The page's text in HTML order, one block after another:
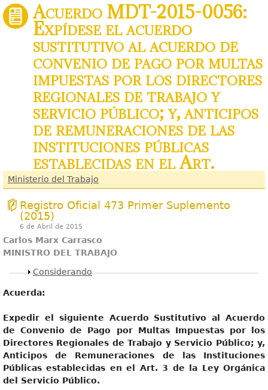
Acuerdo MDT-2015-0056:
Expídese el acuerdo
sustitutivo al acuerdo de
convenio de pago por multas
impuestas por los directores
regionales de trabajo y
servicio público; y, anticipos
de remuneraciones de las
instituciones públicas
establecidas en el Art.
Ministerio del Trabajo
Registro Oficial 473 Primer Suplemento
(2015)
6 de Abril de 2015
Carlos Marx Carrasco
MINISTRO DEL TRABAJO
Mostrar
Considerando
Acuerda:
Expedir el siguiente Acuerdo Sustitutivo al Acuerdo
de Convenio de Pago por Multas Impuestas por los
Directores Regionales de Trabajo y Servicio Público; y,
Anticipos de Remuneraciones de las Instituciones
Públicas establecidas en el Art. 3 de la Ley Orgánica
del Servicio Público.